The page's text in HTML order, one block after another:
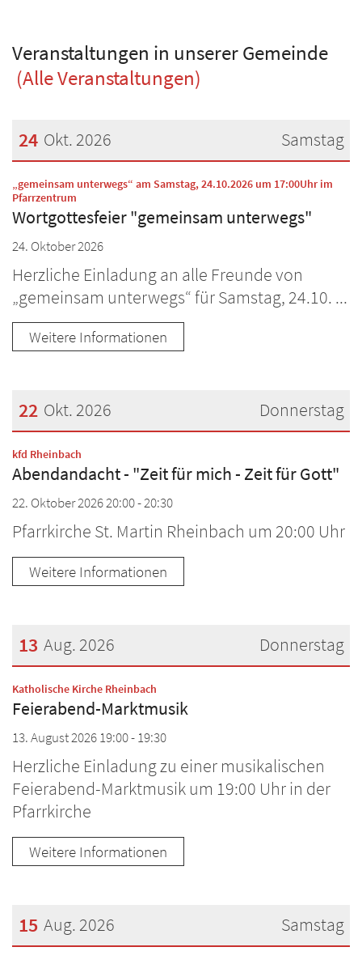
Veranstaltungen in unserer Gemeinde
(Alle Veranstaltungen)
Samstag
24 Okt. 2026
Datum: 24. Oktober 2026
„gemeinsam unterwegs“ am Samstag, 24.10.2026 um 17:00Uhr im
Pfarrzentrum
Wortgottesfeier "gemeinsam unterwegs"
24. Oktober 2026
Herzliche Einladung an alle Freunde von
„gemeinsam unterwegs“ für Samstag, 24.10. ...
Weitere Informationen
Donnerstag
22 Okt. 2026
Datum: 22. Oktober 2026
kfd Rheinbach
Abendandacht - "Zeit für mich - Zeit für Gott"
22. Oktober 2026 20:00 - 20:30
Pfarrkirche St. Martin Rheinbach um 20:00 Uhr
Weitere Informationen
Donnerstag
13 Aug. 2026
Datum: 13. August 2026
Katholische Kirche Rheinbach
Feierabend-Marktmusik
13. August 2026 19:00 - 19:30
Herzliche Einladung zu einer musikalischen
Feierabend-Marktmusik um 19:00 Uhr in der
Pfarrkirche
Weitere Informationen
Samstag
15 Aug. 2026